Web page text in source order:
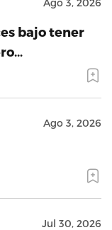
Ago 3, 2026
bajo tener
Ago 3, 2026
Jul 30, 2026